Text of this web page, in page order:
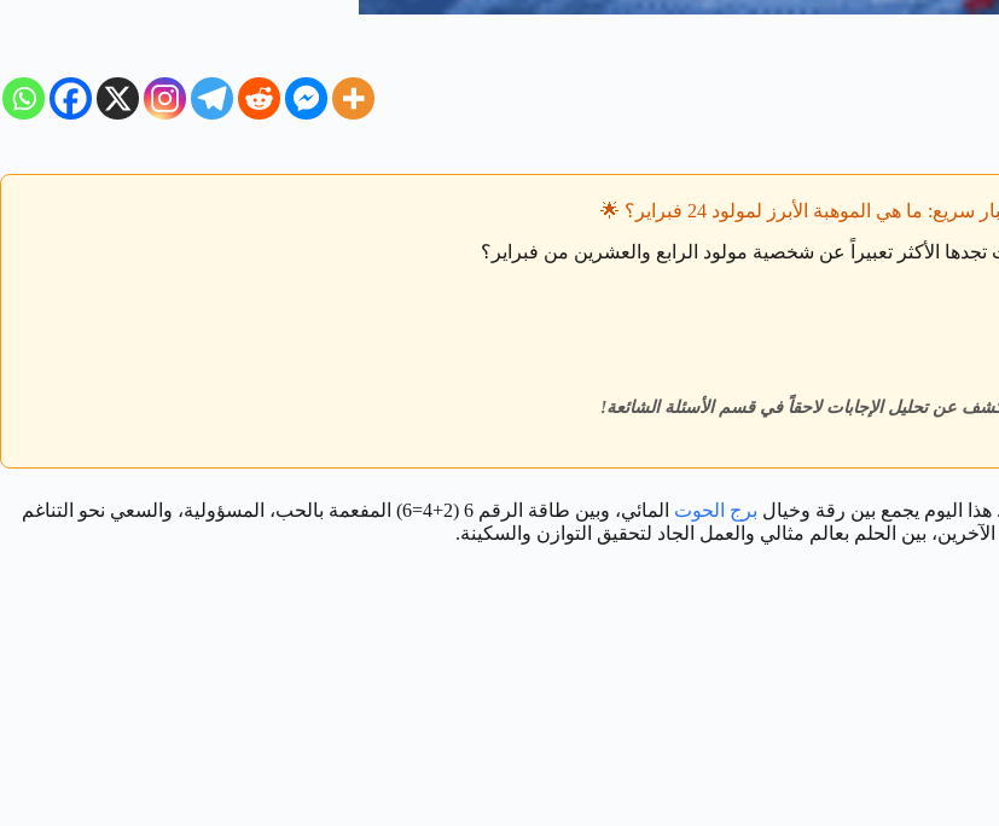
سريع: ما هي الموهبة الأبرز لمولود 24 فبراير؟
🌟
الأكثر تعبيراً عن شخصية مولود الرابع والعشرين من فبراير؟
عن تحليل الإجابات لاحقاً في قسم الأسئلة الشائعة!
برج الحوت
المائي، وبين طاقة الرقم 6 (2+4=6) المفعمة بالحب، المسؤولية، والسعي نحو التناغم
بين الحلم بعالم مثالي والعمل الجاد لتحقيق التوازن والسكينة.